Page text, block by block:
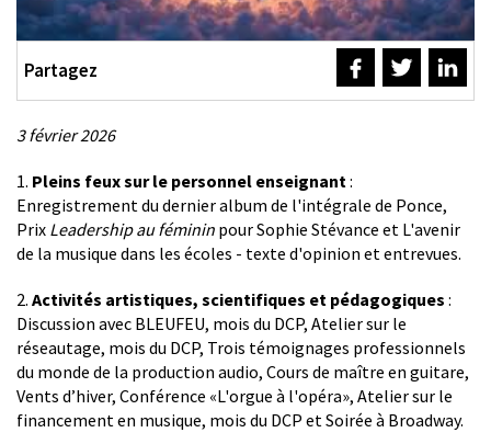
Partagez
3 février 2026
Description
1. Pleins feux sur le personnel enseignant:
Enregistrement du dernier album de l'intégrale de Ponce,
Prix Leadership au féminin pour Sophie Stévance et L'avenir
de la musique dans les écoles - texte d'opinion et entrevues.
2. Activités artistiques, scientifiques et pédagogiques :
Discussion avec BLEUFEU, mois du DCP, Atelier sur le
réseautage, mois du DCP, Trois témoignages professionnels
du monde de la production audio, Cours de maître en guitare,
Vents d’hiver, Conférence «L'orgue à l'opéra», Atelier sur le
financement en musique, mois du DCP et Soirée à Broadway.